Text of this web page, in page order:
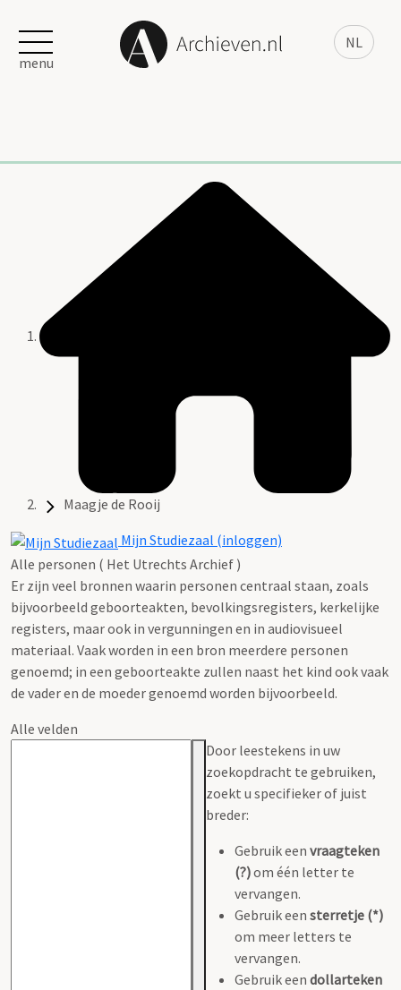
NL
menu
Maagje de Rooij
Mijn Studiezaal (inloggen)
Alle personen ( Het Utrechts Archief )
Er zijn veel bronnen waarin personen centraal staan, zoals
bijvoorbeeld geboorteakten, bevolkingsregisters, kerkelijke
registers, maar ook in vergunningen en in audiovisueel
materiaal. Vaak worden in een bron meerdere personen
genoemd; in een geboorteakte zullen naast het kind ook vaak
de vader en de moeder genoemd worden bijvoorbeeld.
Alle velden
Door leestekens in uw
zoekopdracht te gebruiken,
zoekt u specifieker of juist
breder:
Gebruik een vraagteken
(?)om één letter te
vervangen.
Gebruik een sterretje (*)
om meer letters te
vervangen.
Gebruik een dollarteken